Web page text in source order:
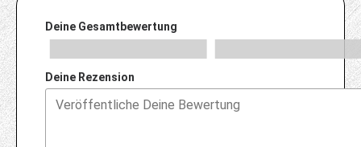
Deine Gesamtbewertung
Deine Rezension